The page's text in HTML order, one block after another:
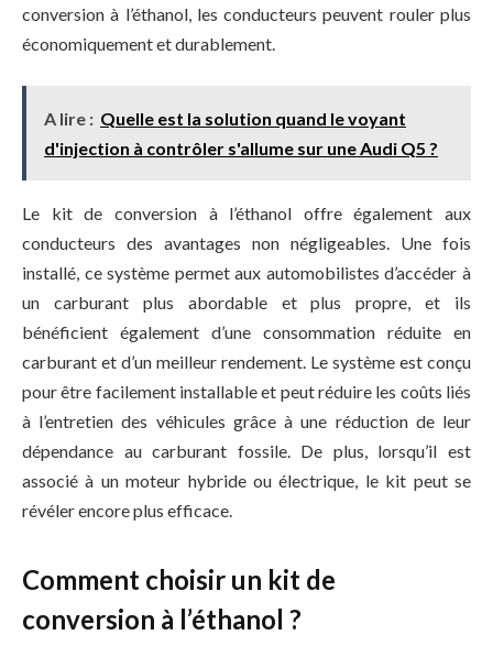
conversion à l’éthanol, les conducteurs peuvent rouler plus
économiquement et durablement.
A lire : Quelle est la solution quand le voyant
d'injection à contrôler s'allume sur une Audi Q5 ?
Le kit de conversion à l’éthanol offre également aux
conducteurs des avantages non négligeables. Une fois
installé, ce système permet aux automobilistes d’accéder à
un carburant plus abordable et plus propre, et ils
bénéficient également d’une consommation réduite en
carburant et d’un meilleur rendement. Le système est conçu
pour être facilement installable et peut réduire les coûts liés
à l’entretien des véhicules grâce à une réduction de leur
dépendance au carburant fossile. De plus, lorsqu’il est
associé à un moteur hybride ou électrique, le kit peut se
révéler encore plus efficace.
Comment choisir un kit de
conversion à l’éthanol ?